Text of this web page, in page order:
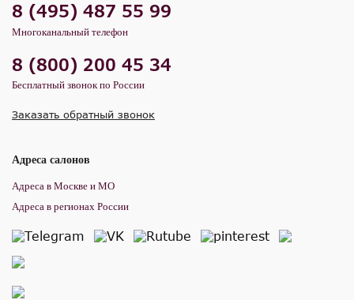
8 (495) 487 55 99
Многоканальный телефон
8 (800) 200 45 34
Бесплатный звонок по России
Заказать обратный звонок
Адреса салонов
Адреса в Москве и МО
Адреса в регионах России